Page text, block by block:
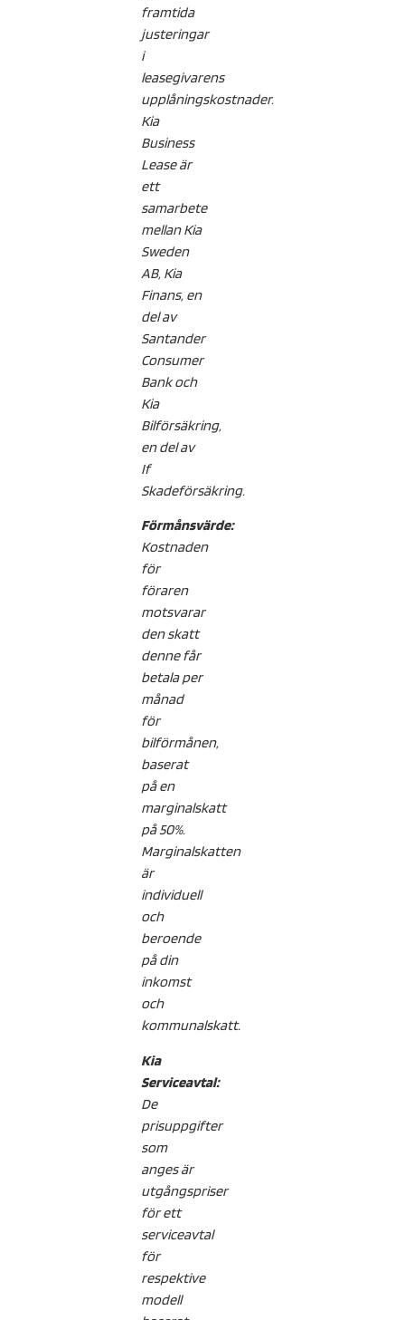
framtida
justeringar
i
leasegivarens
upplåningskostnader.
Kia
Business
Lease är
ett
samarbete
mellan Kia
Sweden
AB, Kia
Finans, en
del av
Santander
Consumer
Bank och
Kia
Bilförsäkring,
en del av
If
Skadeförsäkring.
Förmånsvärde:
Kostnaden
för
föraren
motsvarar
den skatt
denne får
betala per
månad
för
bilförmånen,
baserat
på en
marginalskatt
på 50%.
Marginalskatten
är
individuell
och
beroende
på din
inkomst
och
kommunalskatt.
Kia
Serviceavtal:
De
prisuppgifter
som
anges är
utgångspriser
för ett
serviceavtal
för
respektive
modell